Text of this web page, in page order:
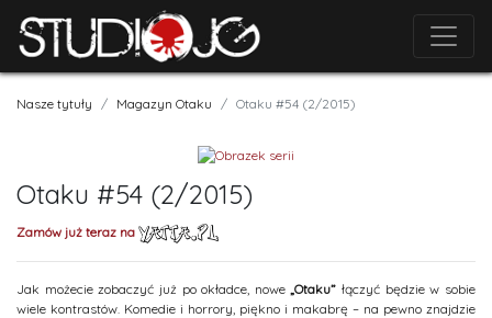
Nasze tytuły Magazyn Otaku Otaku #54 (2/2015)
Otaku #54 (2/2015)
Zamów już teraz na
Jak możecie zobaczyć już po okładce, nowe „Otaku” łączyć będzie w sobie
wiele kontrastów. Komedie i horrory, piękno i makabrę – na pewno znajdzie